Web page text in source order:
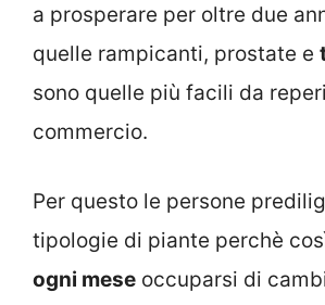
a prosperare per oltre due
quelle rampicanti, prostate e
sono quelle più facili da
commercio.
Per questo le persone
tipologie di piante perchè
ogni mese occuparsi di